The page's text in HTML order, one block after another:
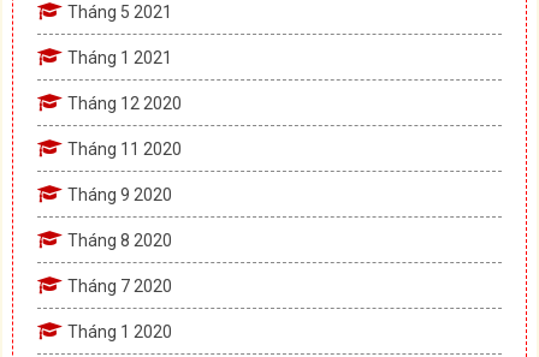
Tháng 5 2021
Tháng 1 2021
Tháng 12 2020
Tháng 11 2020
Tháng 9 2020
Tháng 8 2020
Tháng 7 2020
Tháng 1 2020